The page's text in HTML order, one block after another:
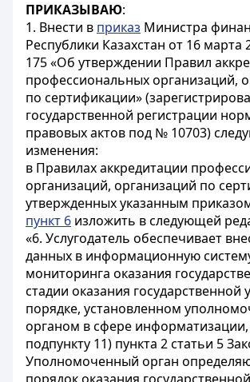
ПРИКАЗЫВАЮ:
1. Внести в приказ Министра
Республики Казахстан от 16 марта
175 «Об утверждении Правил
профессиональных организаций,
по сертификации»
государственной регистрации
правовых актов под № 10703)
изменения:
в Правилах аккредитации
организаций, организаций по
утвержденных указанным
пункт 6 изложить в следующей
«6. Услугодатель обеспечивает
данных в информационную
мониторинга оказания
стадии оказания государственной
порядке, установленном
органом в сфере информатизации,
подпункту 11) пункта 2 статьи 5
Уполномоченный орган